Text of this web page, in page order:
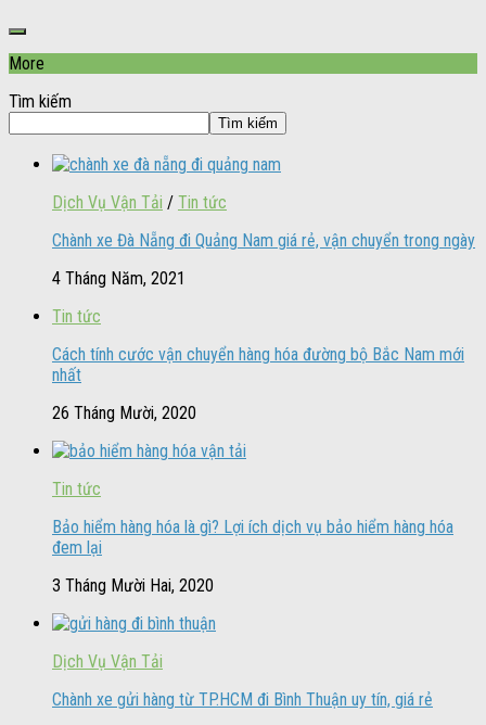
More
Tìm kiếm
Tìm kiếm
Dịch Vụ Vận Tải / Tin tức
Chành xe Đà Nẵng đi Quảng Nam giá rẻ, vận chuyển trong ngày
4 Tháng Năm, 2021
Tin tức
Cách tính cước vận chuyển hàng hóa đường bộ Bắc Nam mới
nhất
26 Tháng Mười, 2020
Tin tức
Bảo hiểm hàng hóa là gì? Lợi ích dịch vụ bảo hiểm hàng hóa
đem lại
3 Tháng Mười Hai, 2020
Dịch Vụ Vận Tải
Chành xe gửi hàng từ TP.HCM đi Bình Thuận uy tín, giá rẻ